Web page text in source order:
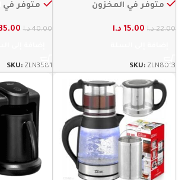
متوفر في المخزون
22.00 د.ا 15.00 د.ا
SKU: ZLN8013
متوفر في
40.00 د.ا
SKU: ZLN3581